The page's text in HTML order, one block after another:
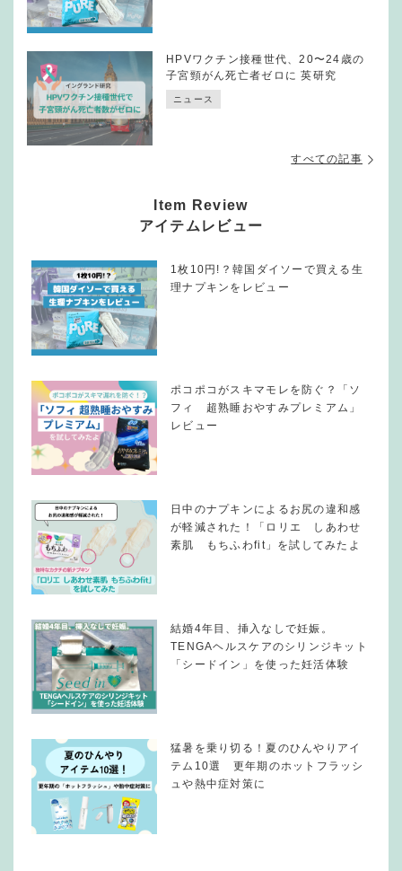
HPVワクチン接種世代、20〜24歳の
子宮頸がん死亡者ゼロに 英研究
ニュース
すべての記事
Item Review
アイテムレビュー
1枚10円!？韓国ダイソーで買える生
理ナプキンをレビュー
ポコポコがスキマモレを防ぐ？「ソ
フィ 超熟睡おやすみプレミアム」
レビュー
日中のナプキンによるお尻の違和感
が軽減された！「ロリエ しあわせ
素肌 もちふわfit」を試してみたよ
結婚4年目、挿入なしで妊娠。
TENGAヘルスケアのシリンジキット
「シードイン」を使った妊活体験
猛暑を乗り切る！夏のひんやりアイ
テム10選 更年期のホットフラッシ
ュや熱中症対策に